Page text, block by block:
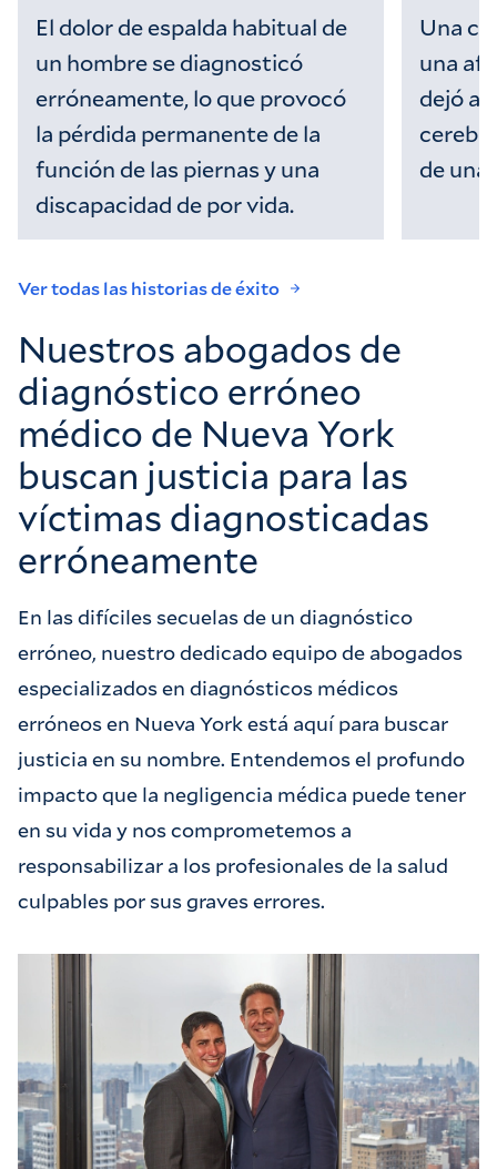
El dolor de espalda habitual de
un hombre se diagnosticó
erróneamente, lo que provocó
la pérdida permanente de la
función de las piernas y una
discapacidad de por vida.
Una
una
dejó a
de
Ver todas las historias de éxito
Nuestros abogados de
diagnóstico erróneo
médico de Nueva York
buscan justicia para las
víctimas diagnosticadas
erróneamente
En las difíciles secuelas de un diagnóstico
erróneo, nuestro dedicado equipo de abogados
especializados en diagnósticos médicos
erróneos en Nueva York está aquí para buscar
justicia en su nombre. Entendemos el profundo
impacto que la negligencia médica puede tener
en su vida y nos comprometemos a
responsabilizar a los profesionales de la salud
culpables por sus graves errores.